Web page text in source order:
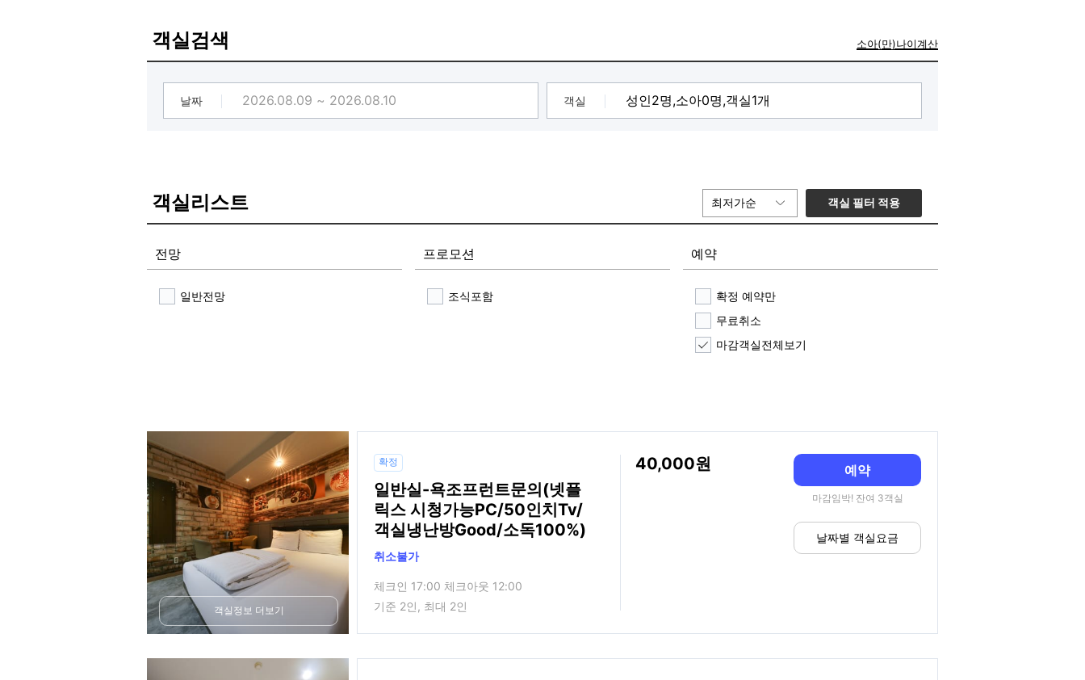
객실검색 소아(만)나이계산
날짜 객실
객실리스트 최저가순 객실 필터 적용
전망
일반전망
프로모션
조식포함
예약
확정 예약만
무료취소
마감객실전체보기
객실정보 더보기
확정
일반실-욕조프런트문의(넷플
릭스 시청가능PC/50인치Tv/
객실냉난방Good/소독100%)
취소불가
체크인 17:00 체크아웃 12:00
기준 2인, 최대 2인
40,000 예약
마감임박! 잔여 3객실
날짜별 객실요금